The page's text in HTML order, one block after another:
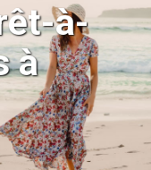
à-
à